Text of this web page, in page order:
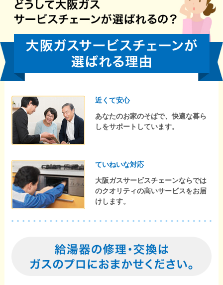
近くて安心
あなたのお家のそばで、快適な暮ら
しをサポートしています。
ていねいな対応
大阪ガスサービスチェーンならでは
のクオリティの高いサービスをお届
けします。